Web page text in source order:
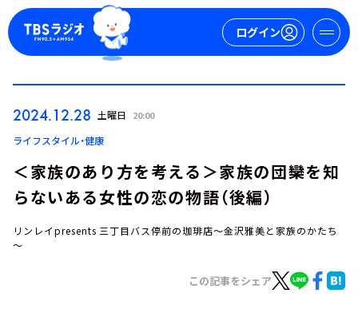
ログイン
ログイン
2024.12.28 土曜日 20:00
ライフスタイル・健康
＜家族のあり方を考える＞家族の団欒を知
らないある女性の恋の物語（後編）
リンレイpresents 三丁目バス停前の珈琲店～金沢雅美と家族のかたち
～
この記事をシェア